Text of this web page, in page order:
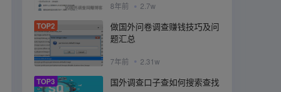
8年前 2.7w
TOP2
做国外问卷调查赚钱技巧及问
题汇总
7年前 2.31w
TOP3 国外调查口子查如何搜索查找